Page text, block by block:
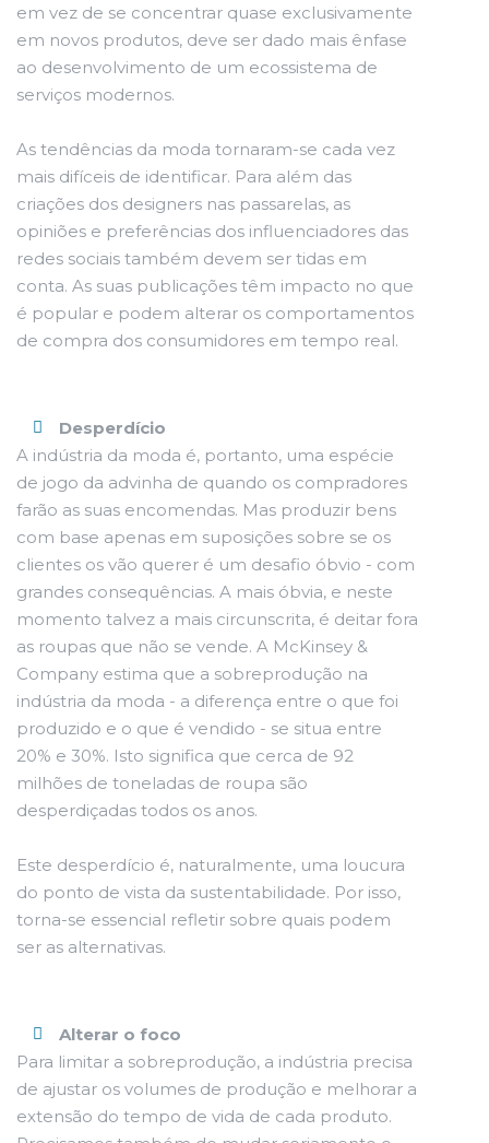
em vez de se concentrar quase exclusivamente
em novos produtos, deve ser dado mais ênfase
ao desenvolvimento de um ecossistema de
serviços modernos.
As tendências da moda tornaram-se cada vez
mais difíceis de identificar. Para além das
criações dos designers nas passarelas, as
opiniões e preferências dos influenciadores das
redes sociais também devem ser tidas em
conta. As suas publicações têm impacto no que
é popular e podem alterar os comportamentos
de compra dos consumidores em tempo real.
Desperdício
A indústria da moda é, portanto, uma espécie
de jogo da advinha de quando os compradores
farão as suas encomendas. Mas produzir bens
com base apenas em suposições sobre se os
clientes os vão querer é um desafio óbvio - com
grandes consequências. A mais óbvia, e neste
momento talvez a mais circunscrita, é deitar fora
as roupas que não se vende. A McKinsey &
Company estima que a sobreprodução na
indústria da moda - a diferença entre o que foi
produzido e o que é vendido - se situa entre
20% e 30%. Isto significa que cerca de 92
milhões de toneladas de roupa são
desperdiçadas todos os anos.
Este desperdício é, naturalmente, uma loucura
do ponto de vista da sustentabilidade. Por isso,
torna-se essencial refletir sobre quais podem
ser as alternativas.
Alterar o foco
Para limitar a sobreprodução, a indústria precisa
de ajustar os volumes de produção e melhorar a
extensão do tempo de vida de cada produto.